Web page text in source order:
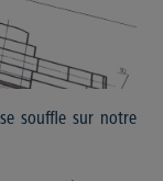
souffle sur notre